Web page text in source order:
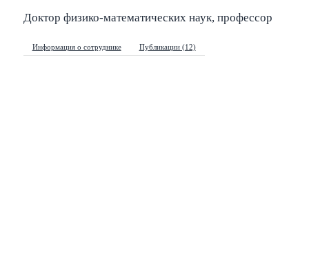
Доктор физико-математических наук, профессор
Информация о сотруднике Публикации (12)
Search popup /
Navigate posts ← →